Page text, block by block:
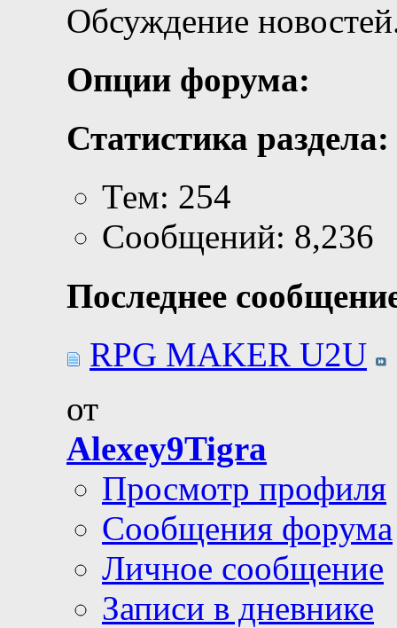
Обсуждение
Опции форума:
Статистика раздела:
Тем: 254
Сообщений: 8,236
Последнее
RPG MAKER U2U
от
Alexey9Tigra
Просмотр профиля
Сообщения форума
Личное сообщение
Записи в дневнике